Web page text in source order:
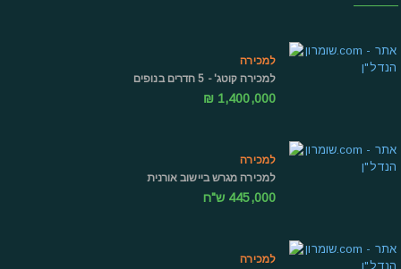
למכירה
למכירה קוטג' - 5 חדרים בנופים
1,400,000 ₪
למכירה
למכירה מגרש ביישוב אורנית
445,000 ש"ח
למכירה